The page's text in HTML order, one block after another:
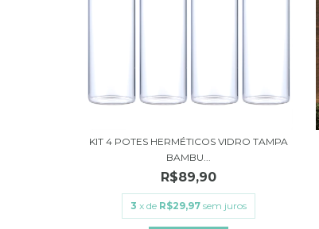
KIT 4 POTES HERMÉTICOS VIDRO TAMPA
BAMBU...
R$89,90
3 x de R$29,97 sem juros